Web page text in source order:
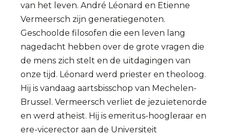
van het leven. André Léonard en Etienne
Vermeersch zijn generatiegenoten.
Geschoolde filosofen die een leven lang
nagedacht hebben over de grote vragen die
de mens zich stelt en de uitdagingen van
onze tijd. Léonard werd priester en theoloog.
Hij is vandaag aartsbisschop van Mechelen-
Brussel. Vermeersch verliet de jezuïetenorde
en werd atheïst. Hij is emeritus-hoogleraar en
ere-vicerector aan de Universiteit